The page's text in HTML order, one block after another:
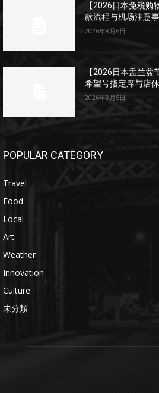
【2026日本免税购
款流程与机场注意
2026年8月6日
【2026日本盂兰盆
希望号指定席与店休
2026年8月5日
POPULAR CATEGORY
Travel
Food
Local
Art
Weather
Innovation
Culture
未分類